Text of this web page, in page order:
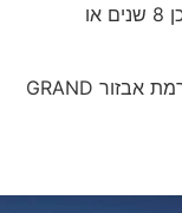
מלאה ל-3 שנים או 100,000 ק"מ לרכב וכן 8 שנים או
מחיר: DS 3 CROSSBACK E-TENSE ברמת אבזור GRAND